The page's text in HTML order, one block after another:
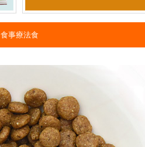
食事療法食